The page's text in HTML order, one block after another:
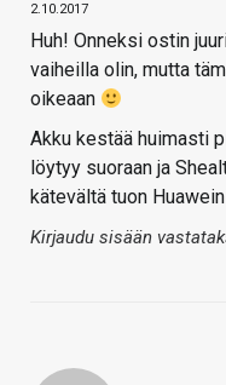
2.10.2017
Huh! Onneksi ostin
vaiheilla olin, mutta
oikeaan
Akku kestää huimasti
löytyy suoraan ja
kätevältä tuon
Kirjaudu sisään